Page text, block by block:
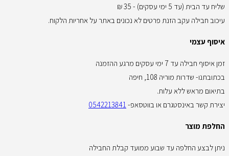
שליח עד הבית (עד 5 ימי עסקים) - 35 ₪
עיכוב חבילה עקב הזנת פרטים לא נכונים באתר על אחריות הלקוח.
איסוף עצמי
זמן איסוף חבילה עד 7 ימי עסקים מרגע ההזמנה
בכתובתנו- שדרות מוריה 108, חיפה
בתיאום מראש ללא עלות.
יצירת קשר באינסטגרם או בווטסאפ- 0542213841
החלפת מוצר
ניתן לבצע החלפה עד שבוע ממועד קבלת החבילה